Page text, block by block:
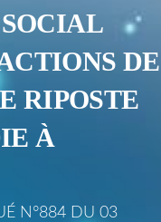
DE
RIPOSTE
À
N°884 DU 03